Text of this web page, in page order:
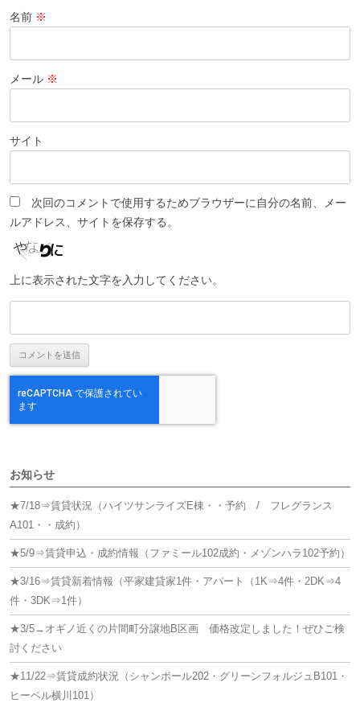
名前 ※
メール ※
サイト
次回のコメントで使用するためブラウザーに自分の名前、メー
ルアドレス、サイトを保存する。
上に表示された文字を入力してください。
お知らせ
★7/18⇒賃貸状況（ハイツサンライズE棟・・予約 / フレグランス
A101・・成約）
★5/9⇒賃貸申込・成約情報（ファミール102成約・メゾンハラ102予約）
★3/16⇒賃貸新着情報（平家建貸家1件・アパート（1K⇒4件・2DK⇒4
件・3DK⇒1件）
★3/5→オギノ近くの片間町分譲地B区画 価格改定しました！ぜひご検
討ください
★11/22⇒賃貸成約状況（シャンボール202・グリーンフォルジュB101・
ヒーベル横川101）